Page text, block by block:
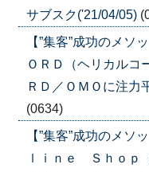
サブスク('21/04/05)
【”集客”成功のメ
ＯＲＤ（ヘリカル
ＲＤ／ＯＭＯに注力
(0634)
【”集客”成功のメ
ｌｉｎｅ Ｓｈｏｐ